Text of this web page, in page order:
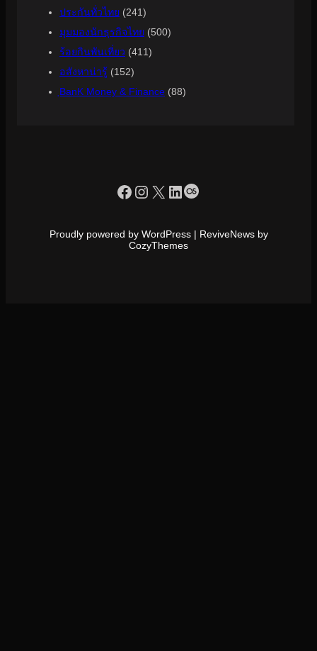
ประกันทั่วไทย (241)
มุมมองนักธุรกิจไทย (500)
ร้อยกินพันเที่ยว (411)
อสังหาน่ารู้ (152)
ฺBanK Money & Finance (88)
https://www.facebook.com/profile.php?id=100090086432719
Instagram
X LinkedIn
Last.fm
Proudly powered by WordPress | ReviveNews by
CozyThemes